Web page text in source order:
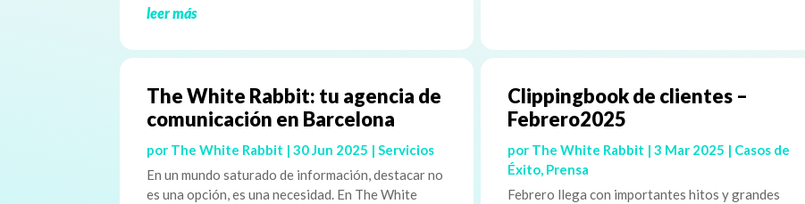
leer más
The White Rabbit: tu agencia de
comunicación en Barcelona
por The White Rabbit |30 Jun 2025 | Servicios
En un mundo saturado de información, destacar no
es una opción, es una necesidad. En The White
Clippingbook de clientes –
Febrero2025
por The White Rabbit | 3 Mar 2025 | Casos de
Éxito, Prensa
Febrero llega con importantes hitos y grandes